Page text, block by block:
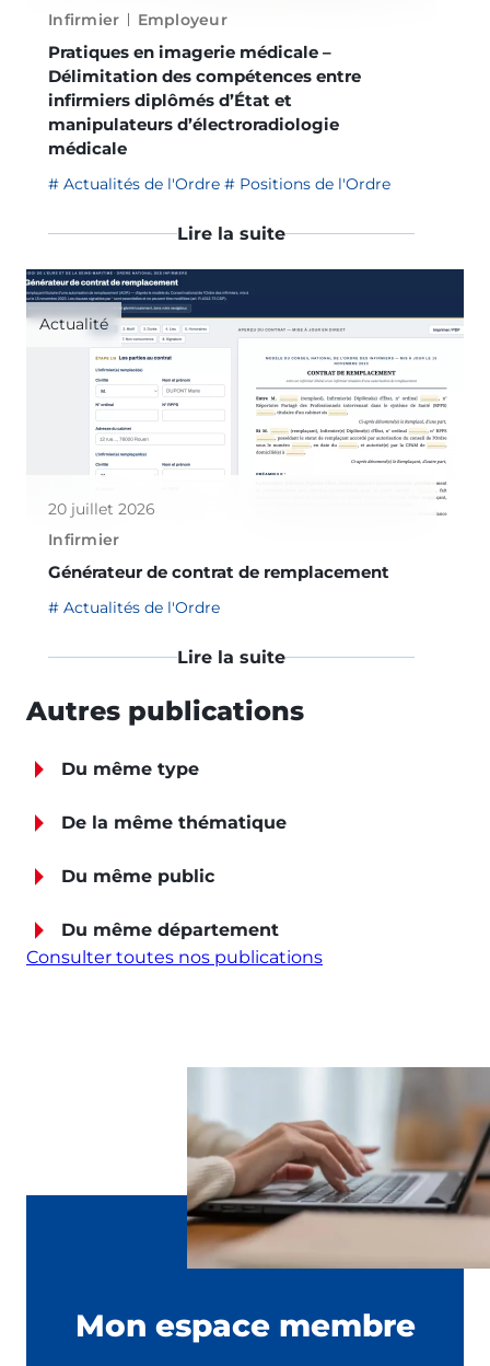
Infirmier
Employeur
Pratiques en imagerie médicale –
Délimitation des compétences entre
infirmiers diplômés d’État et
manipulateurs d’électroradiologie
médicale
Actualités de l'Ordre Positions de l'Ordre
Lire la suite
Actualité
20 juillet 2026
Infirmier
Générateur de contrat de remplacement
Actualités de l'Ordre
Lire la suite
Autres publications
Du même type
De la même thématique
Du même public
Du même département
Consulter toutes nos publications
Mon espace membre